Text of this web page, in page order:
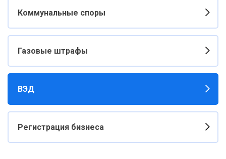
Коммунальные споры
Газовые штрафы
ВЭД
Регистрация бизнеса